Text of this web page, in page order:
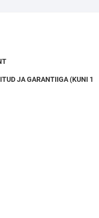
JA GARANTIIGA (KUNI 1